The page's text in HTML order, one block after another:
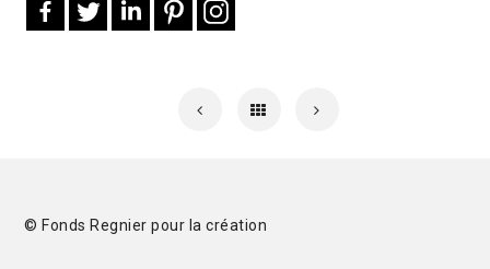
© Fonds Regnier pour la création